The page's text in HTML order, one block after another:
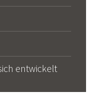
entwickelt